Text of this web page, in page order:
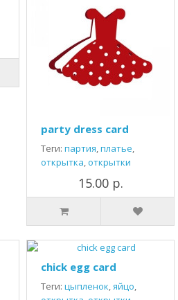
party dress card
Теги: партия,платье,
открытка,открытки
15.00 р.
chick egg card
Теги: цыпленок,яйцо,